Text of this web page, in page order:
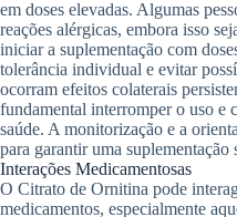
em doses elevadas. Algumas
reações alérgicas, embora isso
iniciar a suplementação com
tolerância individual e evitar
ocorram efeitos colaterais
fundamental interromper o uso e
saúde. A monitorização e a
para garantir uma suplementação
Interações Medicamentosas
O Citrato de Ornitina pode
medicamentos, especialmente